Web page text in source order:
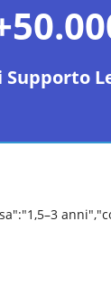
Supporto